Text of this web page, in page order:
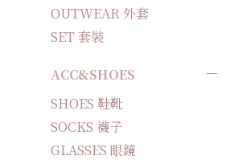
OUTWEAR 外套
SET 套裝
ACC&SHOES
SHOES 鞋靴
SOCKS 襪子
GLASSES 眼鏡